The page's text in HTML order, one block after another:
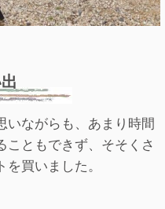
いながらも、あまり時間
こともできず、そそくさ
買いました。